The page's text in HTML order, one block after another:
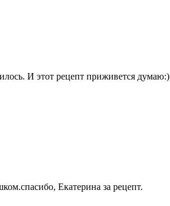
И этот рецепт приживется думаю:)
Екатерина за рецепт.